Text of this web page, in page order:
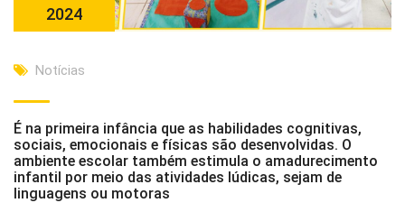
2024
Notícias
É na primeira infância que as habilidades cognitivas,
sociais, emocionais e físicas são desenvolvidas. O
ambiente escolar também estimula o amadurecimento
infantil por meio das atividades lúdicas, sejam de
linguagens ou motoras